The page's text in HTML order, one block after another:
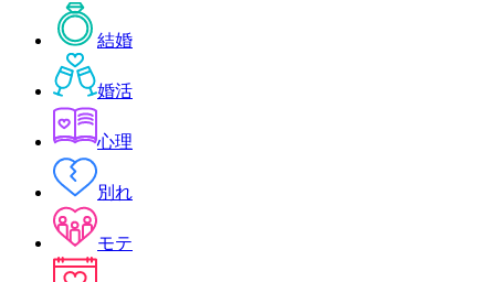
結婚
婚活
心理
別れ
モテ